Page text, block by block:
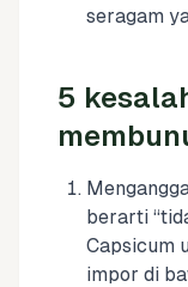
seragam
5
berarti
Capsicum
impor di